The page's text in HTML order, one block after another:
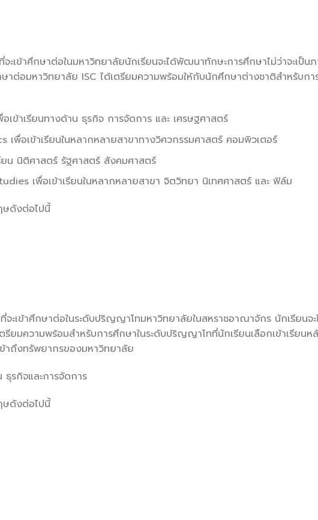
เข้าศึกษาต่อในมหาวิทยาลัยนักเรียนจะได้พัฒนาทักษะการศึกษาไม่ว่าจะเป็น
าต่อมหาวิทยาลัย ISC ได้เตรียมความพร้อมให้กับนักศึกษาต่างชาติสำหรับก
ข้าเรียนทางด้าน ธุรกิจ การจัดการ และ เศรษฐศาสตร์
อเข้าเรียนในหลากหลายสาขาทางวิศวกรรมศาสตร์ คอมพิวเตอร์
น นิติศาสตร์ รัฐศาสตร์ สังคมศาสตร์
เพื่อเข้าเรียนในหลากหลายสาขา จิตวิทยา นิเทศศาสตร์ และ ฟิล์ม
ษดังต่อไปนี้
ะเข้าศึกษาต่อในระดับปริญญาโทมหาวิทยาลัยในสหราชอาณาจักร นักเรียนจ
ยมความพร้อมสำหรับการศึกษาในระดับปริญญาโทที่นักเรียนเลือกเข้าเรียน
ข้าถึงทรัพยากรของมหาวิทยาลัย
รกิจและการจัดการ
ษดังต่อไปนี้